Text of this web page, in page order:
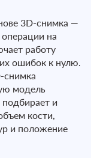
3D-снимка —
на
работу
ошибок к нулю.
снимка
модель
и
кости,
и положение